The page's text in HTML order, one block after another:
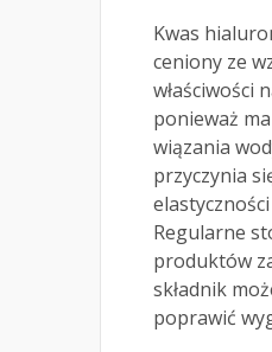
Kwas
ceniony ze
właściwości
ponieważ
wiązania
przyczynia
elastyczności
Regularne
produktów
składnik
poprawić